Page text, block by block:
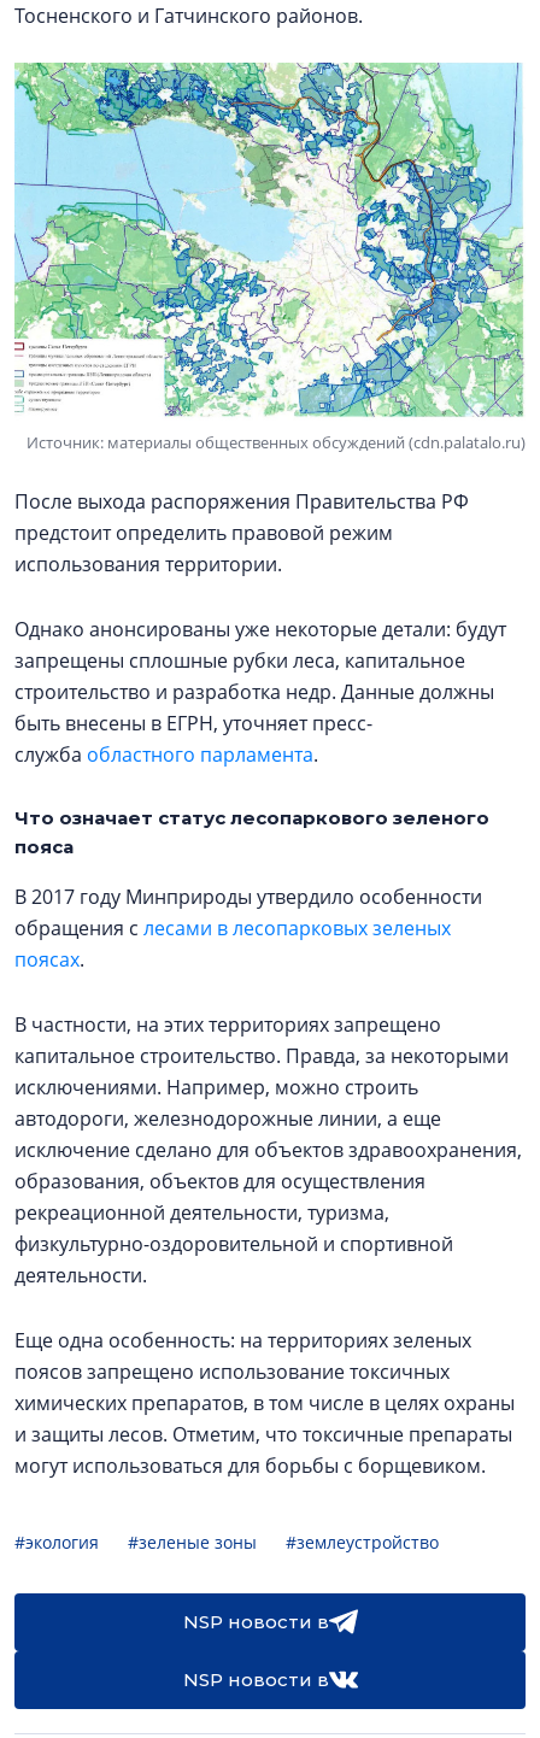
Тосненского и Гатчинского районов.
Источник: материалы общественных обсуждений (cdn.palatalo.ru)
После выхода распоряжения Правительства РФ
предстоит определить правовой режим
использования территории.
Однако анонсированы уже некоторые детали: будут
запрещены сплошные рубки леса, капитальное
строительство и разработка недр. Данные должны
быть внесены в ЕГРН, уточняет пресс-
служба областного парламента.
Что означает статус лесопаркового зеленого
пояса
В 2017 году Минприроды утвердило особенности
обращения с лесами в лесопарковых зеленых
поясах.
В частности, на этих территориях запрещено
капитальное строительство. Правда, за некоторыми
исключениями. Например, можно строить
автодороги, железнодорожные линии, а еще
исключение сделано для объектов здравоохранения,
образования, объектов для осуществления
рекреационной деятельности, туризма,
физкультурно-оздоровительной и спортивной
деятельности.
Еще одна особенность: на территориях зеленых
поясов запрещено использование токсичных
химических препаратов, в том числе в целях охраны
и защиты лесов. Отметим, что токсичные препараты
могут использоваться для борьбы с борщевиком.
#экология #зеленые зоны #землеустройство
NSP новости в
NSP новости в